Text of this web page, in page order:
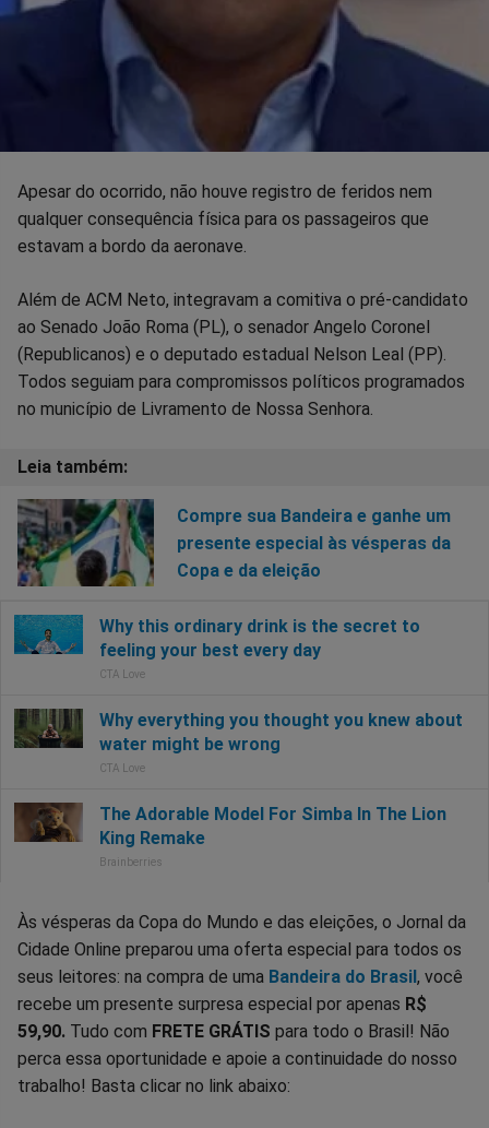
Apesar do ocorrido, não houve registro de feridos nem
qualquer consequência física para os passageiros que
estavam a bordo da aeronave.
Além de ACM Neto, integravam a comitiva o pré-candidato
ao Senado João Roma (PL), o senador Angelo Coronel
(Republicanos) e o deputado estadual Nelson Leal (PP).
Todos seguiam para compromissos políticos programados
no município de Livramento de Nossa Senhora.
Compre sua Bandeira e ganhe um
presente especial às vésperas da
Copa e da eleição
Às vésperas da Copa do Mundo e das eleições, o Jornal da
Cidade Online preparou uma oferta especial para todos os
seus leitores: na compra de uma Bandeira do Brasil , você
recebe um presente surpresa especial por apenas R$
59,90. Tudo com FRETE GRÁTIS para todo o Brasil! Não
perca essa oportunidade e apoie a continuidade do nosso
trabalho! Basta clicar no link abaixo: